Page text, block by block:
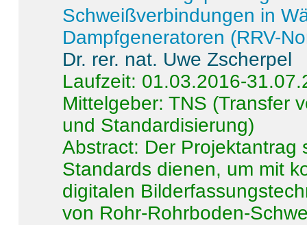
Schweißverbindungen in
Dampfgeneratoren (RRV-
Dr. rer. nat. Uwe Zscherpel
Laufzeit: 01.03.2016-
Mittelgeber: TNS (Transfer
und Standardisierung)
Abstract: Der Projektantrag
Standards dienen, um mit
digitalen
von Rohr-Rohrboden-